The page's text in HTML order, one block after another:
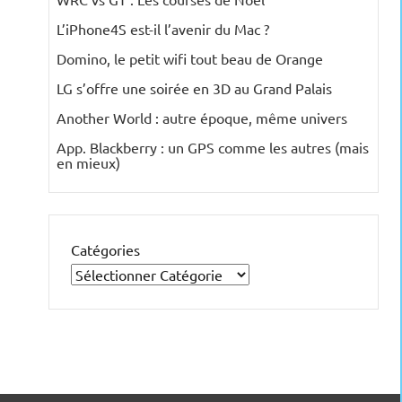
L’iPhone4S est-il l’avenir du Mac ?
Domino, le petit wifi tout beau de Orange
LG s’offre une soirée en 3D au Grand Palais
Another World : autre époque, même univers
App. Blackberry : un GPS comme les autres (mais
en mieux)
Catégories